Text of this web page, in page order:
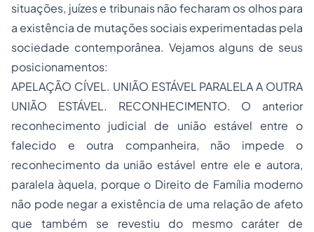
situações, juízes e tribunais não fecharam os olhos para
a existência de mutações sociais experimentadas pela
sociedade contemporânea. Vejamos alguns de seus
posicionamentos:
APELAÇÃO CÍVEL. UNIÃO ESTÁVEL PARALELA A OUTRA
UNIÃO ESTÁVEL. RECONHECIMENTO. O anterior
reconhecimento judicial de união estável entre o
falecido e outra companheira, não impede o
reconhecimento da união estável entre ele e autora,
paralela àquela, porque o Direito de Família moderno
não pode negar a existência de uma relação de afeto
que também se revestiu do mesmo caráter de